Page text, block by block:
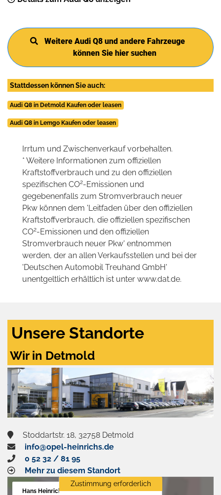
Weitere Audi Q8 und andere Fahrzeuge
können Sie hier suchen
Stattdessen können Sie auch:
Audi Q8 in Detmold Kaufen oder leasen
Audi Q8 in Lemgo Kaufen oder leasen
Irrtum und Zwischenverkauf vorbehalten.
* Weitere Informationen zum offiziellen
Kraftstoffverbrauch und zu den offiziellen
spezifischen CO2-Emissionen und
gegebenenfalls zum Stromverbrauch neuer
Pkw können dem 'Leitfaden über den offiziellen
Kraftstoffverbrauch, die offiziellen spezifischen
CO2-Emissionen und den offiziellen
Stromverbrauch neuer Pkw' entnommen
werden, der an allen Verkaufsstellen und bei der
'Deutschen Automobil Treuhand GmbH'
unentgeltlich erhältlich ist unter www.dat.de.
Unsere Standorte
Wir in Detmold
Stoddartstr. 18, 32758 Detmold
info@opel-heinrichs.de
0 52 32 / 81 95
Mehr zu diesem Standort
Hans Heinrichs GmbH
Zustimmung erforderlich